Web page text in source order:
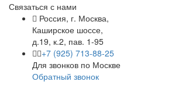
Связаться с нами
Россия, г. Москва,
Каширское шоссе,
д.19, к.2, пав. 1-95
+7 (925) 713-88-25
Для звонков по Москве
Обратный звонок